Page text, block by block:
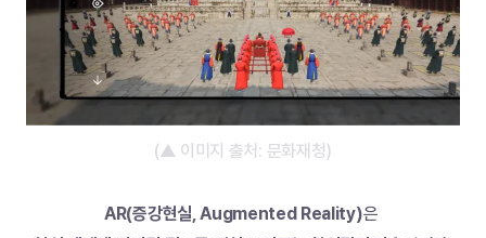
(▲ 이미지 출처: 문화재청)
AR(증강현실, Augmented Reality)은